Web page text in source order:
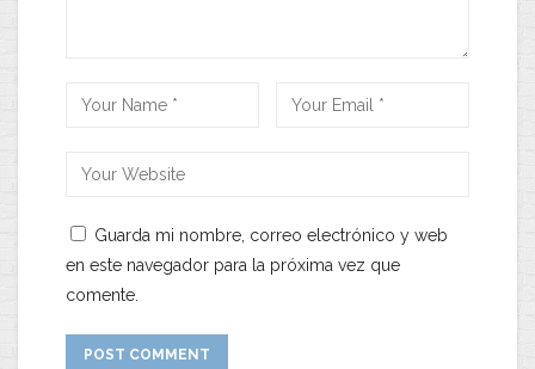
Guarda mi nombre, correo electrónico y web
en este navegador para la próxima vez que
comente.